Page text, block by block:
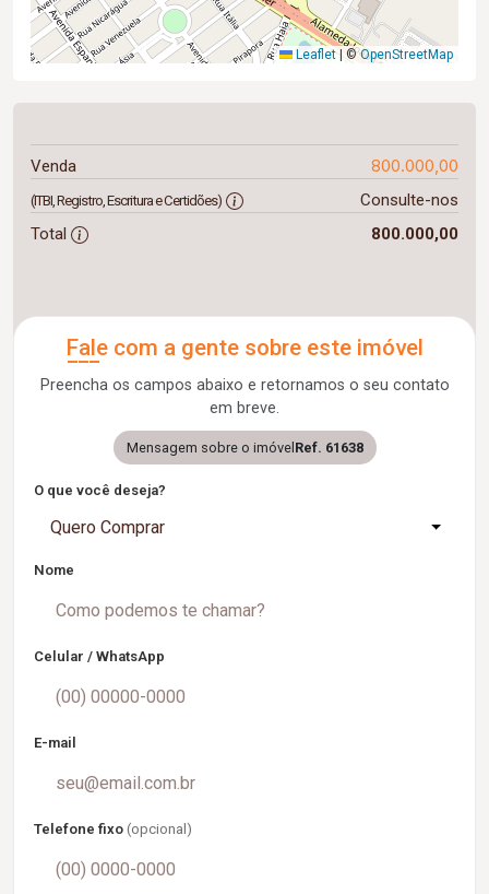
Leaflet ©OpenStreetMap
Venda 800.000,00
(ITBI, Registro, Escritura e Certidões)
Consulte-nos
Total
800.000,00
Fale com a gente sobre este imóvel
Preencha os campos abaixo e retornamos o seu contato
em breve.
Mensagem sobre o imóvel Ref. 61638
O que você deseja?
Quero Comprar
Nome
Celular / WhatsApp
E-mail
Telefone fixo (opcional)